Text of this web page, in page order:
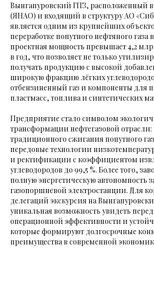
Вынгапуровский ГПЗ, расположенный
(ЯНАО) и входящий в структуру АО
является одним из крупнейших
переработке попутного нефтяного газа
проектная мощность превышает 4,2
в год, что позволяет не только
получать продукцию с высокой
широкую фракцию лёгких
отбензиненный газ и компоненты для
пластмасс, топлива и синтетических
Предприятие стало символом
трансформации нефтегазовой отрасли:
традиционного сжигания попутного
передовые технологии
и ректификации с коэффициентом
углеводородов до 99,5 %. Более того,
полную энергетическую автономность
газопоршневой электростанции. Для
делегаций экскурсия на
уникальная возможность увидеть
операционной эффективности и
которые формируют долгосрочные
преимущества в современной